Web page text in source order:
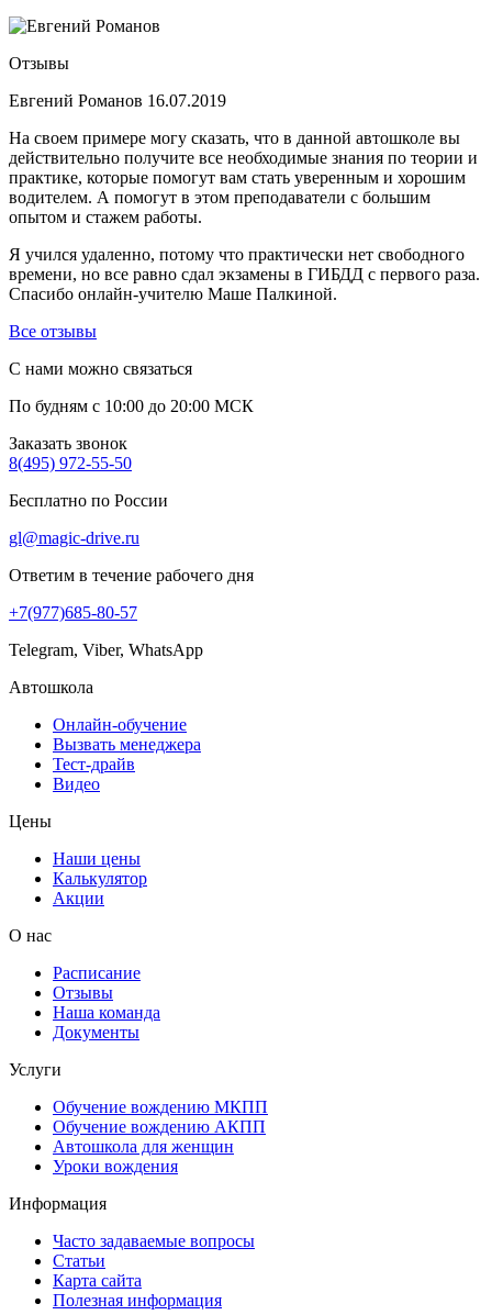
Отзывы
Евгений Романов 16.07.2019
На своем примере могу сказать, что в данной автошколе вы
действительно получите все необходимые знания по теории и
практике, которые помогут вам стать уверенным и хорошим
водителем. А помогут в этом преподаватели с большим
опытом и стажем работы.
Я учился удаленно, потому что практически нет свободного
времени, но все равно сдал экзамены в ГИБДД с первого раза.
Спасибо онлайн-учителю Маше Палкиной.
Все отзывы
С нами можно связаться
По будням с 10:00 до 20:00 МСК
Заказать звонок
8(495) 972-55-50
Бесплатно по России
gl@magic-drive.ru
Ответим в течение рабочего дня
+7(977)685-80-57
Telegram, Viber, WhatsApp
Автошкола
Онлайн-обучение
Вызвать менеджера
Тест-драйв
Видео
Цены
Наши цены
Калькулятор
Акции
О нас
Расписание
Отзывы
Наша команда
Документы
Услуги
Обучение вождению МКПП
Обучение вождению АКПП
Автошкола для женщин
Уроки вождения
Информация
Часто задаваемые вопросы
Статьи
Карта сайта
Полезная информация